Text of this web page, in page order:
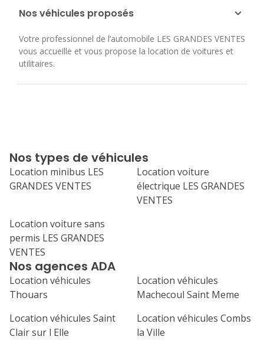
Nos véhicules proposés
Votre professionnel de l’automobile LES GRANDES VENTES
vous accueille et vous propose la location de voitures et
utilitaires.
Nos agences ADA
Location véhicules
Thouars
Location véhicules
Machecoul Saint Meme
Location véhicules Saint
Clair sur l Elle
Location véhicules Combs
la Ville
Nos types de véhicules
Location minibus LES
GRANDES VENTES
Location voiture
électrique LES GRANDES
VENTES
Location voiture sans
permis LES GRANDES
VENTES